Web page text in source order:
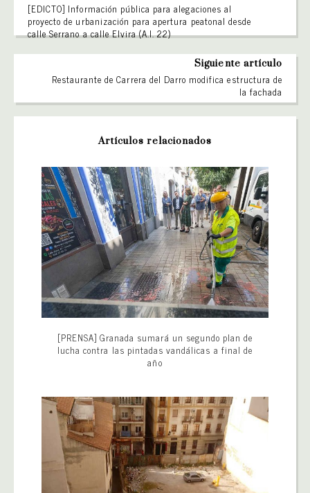
[EDICTO] Información pública para alegaciones al
proyecto de urbanización para apertura peatonal desde
calle Serrano a calle Elvira (A.I. 22)
Siguiente artículo
Restaurante de Carrera del Darro modifica estructura de
la fachada
Artículos relacionados
[PRENSA] Granada sumará un segundo plan de
lucha contra las pintadas vandálicas a final de
año